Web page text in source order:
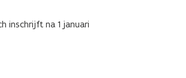
inschrijft na 1 januari